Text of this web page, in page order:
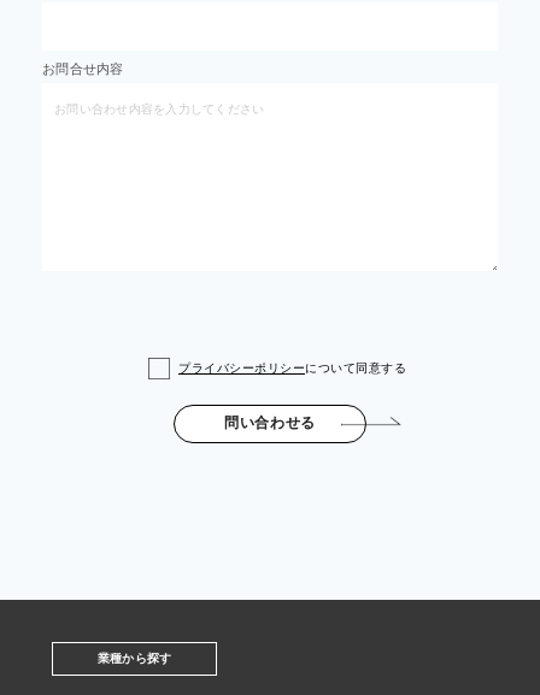
お問合せ内容
プライバシーポリシーについて同意する
問い合わせる
業種から探す